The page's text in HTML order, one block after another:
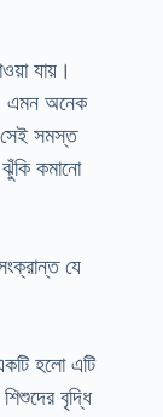
যায়।
এমন অনেক
সেই সমস্ত
কমানো
যে
হলো এটি
বৃদ্ধি